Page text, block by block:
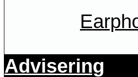
Advisering